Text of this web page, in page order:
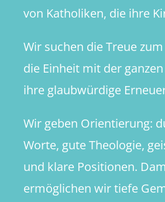
von Katholiken, die ihre
Wir suchen die Treue
die Einheit mit der
ihre glaubwürdige
Wir geben Orientierung:
Worte, gute Theologie,
und klare Positionen.
ermöglichen wir tiefe